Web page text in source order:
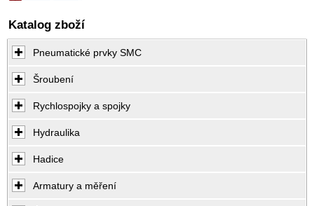
Katalog zboží
Pneumatické prvky SMC
Šroubení
Rychlospojky a spojky
Hydraulika
Hadice
Armatury a měření